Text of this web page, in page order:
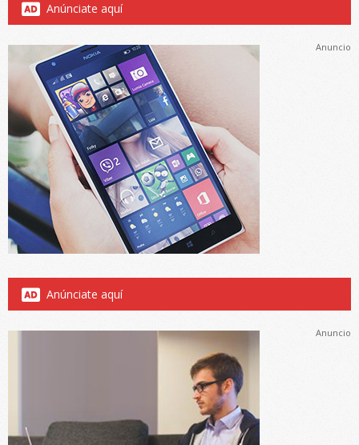
Anúnciate aquí
Anuncio
Anúnciate aquí
Anuncio